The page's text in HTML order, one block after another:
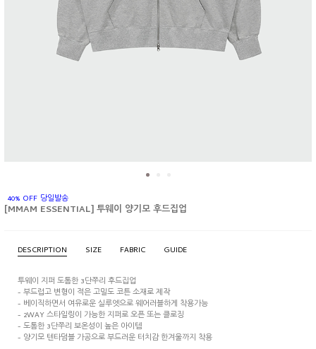
40% OFF 당일발송
[MMAM ESSENTIAL] 투웨이 양기모 후드집업
DESCRIPTION SIZE FABRIC GUIDE
투웨이 지퍼 도톰한 3단쭈리 후드집업
- 부드럽고 변형이 적은 고밀도 코튼 소재로 제작
- 베이직하면서 여유로운 실루엣으로 웨어러블하게 착용가능
- 2WAY 스타일링이 가능한 지퍼로 오픈 또는 클로징
- 도톰한 3단쭈리 보온성이 높은 아이템
- 양기모 텐타덤블 가공으로 부드러운 터치감 한겨울까지 착용